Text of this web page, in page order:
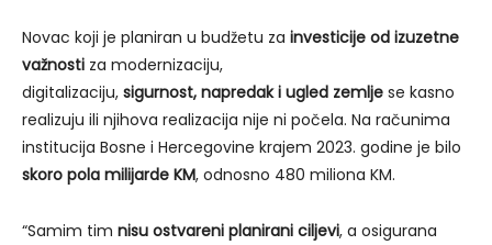
Novac koji je planiran u budžetu za investicije od izuzetne
važnosti za modernizaciju,
digitalizaciju, sigurnost, napredak i ugled zemlje se kasno
realizuju ili njihova realizacija nije ni počela. Na računima
institucija Bosne i Hercegovine krajem 2023. godine je bilo
skoro pola milijarde KM, odnosno 480 miliona KM.
“Samim tim nisu ostvareni planirani ciljevi, a osigurana